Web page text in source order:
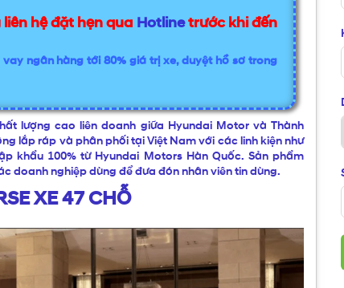
hệ đặt hẹn qua Hotlinetrước khi đến
ngân hàng tới 80% giá trị xe, duyệt hồ sơ trong
lượng cao liên doanh giữa Hyundai Motor và Thành
lắp ráp và phân phối tại Việt Nam với các linh kiện như
khẩu 100% từ Hyundai Motors Hàn Quốc. Sản phẩm
doanh nghiệp dùng để đưa đón nhân viên tin dùng.
XE 47 CHỖ